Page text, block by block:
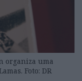
organiza uma
Foto: DR